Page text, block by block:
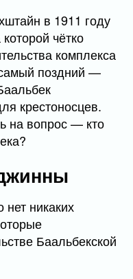
в 1911 году
чётко
комплекса
поздний —
крестоносцев.
на вопрос — кто
нет никаких
Баальбекской